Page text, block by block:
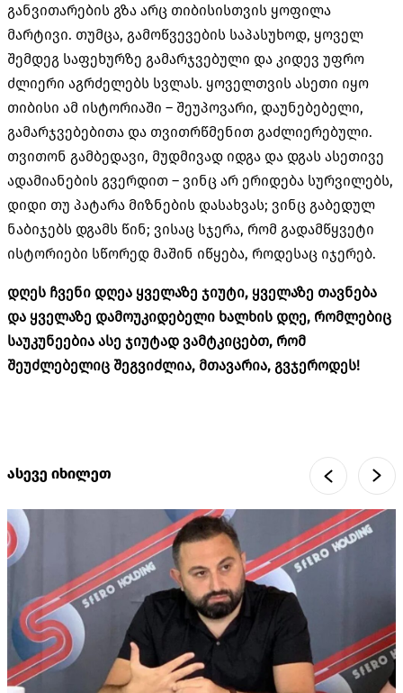
განვითარების გზა არც თიბისისთვის ყოფილა
მარტივი. თუმცა, გამოწვევების საპასუხოდ, ყოველ
შემდეგ საფეხურზე გამარჯვებული და კიდევ უფრო
ძლიერი აგრძელებს სვლას. ყოველთვის ასეთი იყო
თიბისი ამ ისტორიაში – შეუპოვარი, დაუნებებელი,
გამარჯვებებითა და თვითრწმენით გაძლიერებული.
თვითონ გამბედავი, მუდმივად იდგა და დგას ასეთივე
ადამიანების გვერდით – ვინც არ ერიდება სურვილებს,
დიდი თუ პატარა მიზნების დასახვას; ვინც გაბედულ
ნაბიჯებს დგამს წინ; ვისაც სჯერა, რომ გადამწყვეტი
ისტორიები სწორედ მაშინ იწყება, როდესაც იჯერებ.
დღეს ჩვენი დღეა ყველაზე ჯიუტი, ყველაზე თავნება
და ყველაზე დამოუკიდებელი ხალხის დღე, რომლებიც
საუკუნეებია ასე ჯიუტად ვამტკიცებთ, რომ
შეუძლებელიც შეგვიძლია, მთავარია, გვჯეროდეს!
ასევე იხილეთ